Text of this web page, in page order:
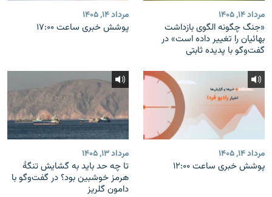
مرداد ۱۴, ۱۴۰۵
«جنگ چگونه الگوی بازداشت
بهائیان را تغییر داده است» در
گفت‌وگو با پدیده ثابتی
مرداد ۱۴, ۱۴۰۵
پوشش خبری ساعت ۱۷:۰۰
مرداد ۱۴, ۱۴۰۵
پوشش خبری ساعت ۱۲:۰۰
مرداد ۱۳, ۱۴۰۵
تا چه حد باید به گشایش تنگهٔ
هرمز خوشبین بود؟ در گفت‌وگو با
دامون گلریز